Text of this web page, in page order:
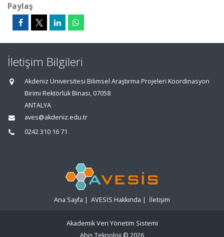
Paylaş
İletişim Bilgileri
Akdeniz Üniversitesi Bilimsel Araştırma Projeleri Koordinasyon
Birimi Rektörlük Binası, 07058
ANTALYA
aves@akdeniz.edu.tr
0242 310 16 71
Ana Sayfa | AVESİS Hakkında | İletişim
Akademik Veri Yönetim Sistemi
Abis Teknoloji © 2026